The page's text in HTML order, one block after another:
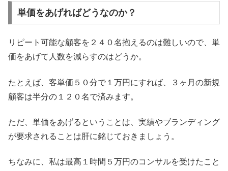
単価をあげればどうなのか？
リピート可能な顧客を２４０名抱えるのは難しいので、単
価をあげて人数を減らすのはどうか。
たとえば、客単価５０分で１万円にすれば、３ヶ月の新規
顧客は半分の１２０名で済みます。
ただ、単価をあげるということは、実績やブランディング
が要求されることは肝に銘じておきましょう。
ちなみに、私は最高１時間５万円のコンサルを受けたこと